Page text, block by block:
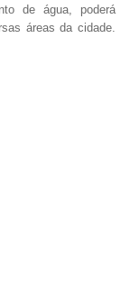
de água, poderá
áreas da cidade.